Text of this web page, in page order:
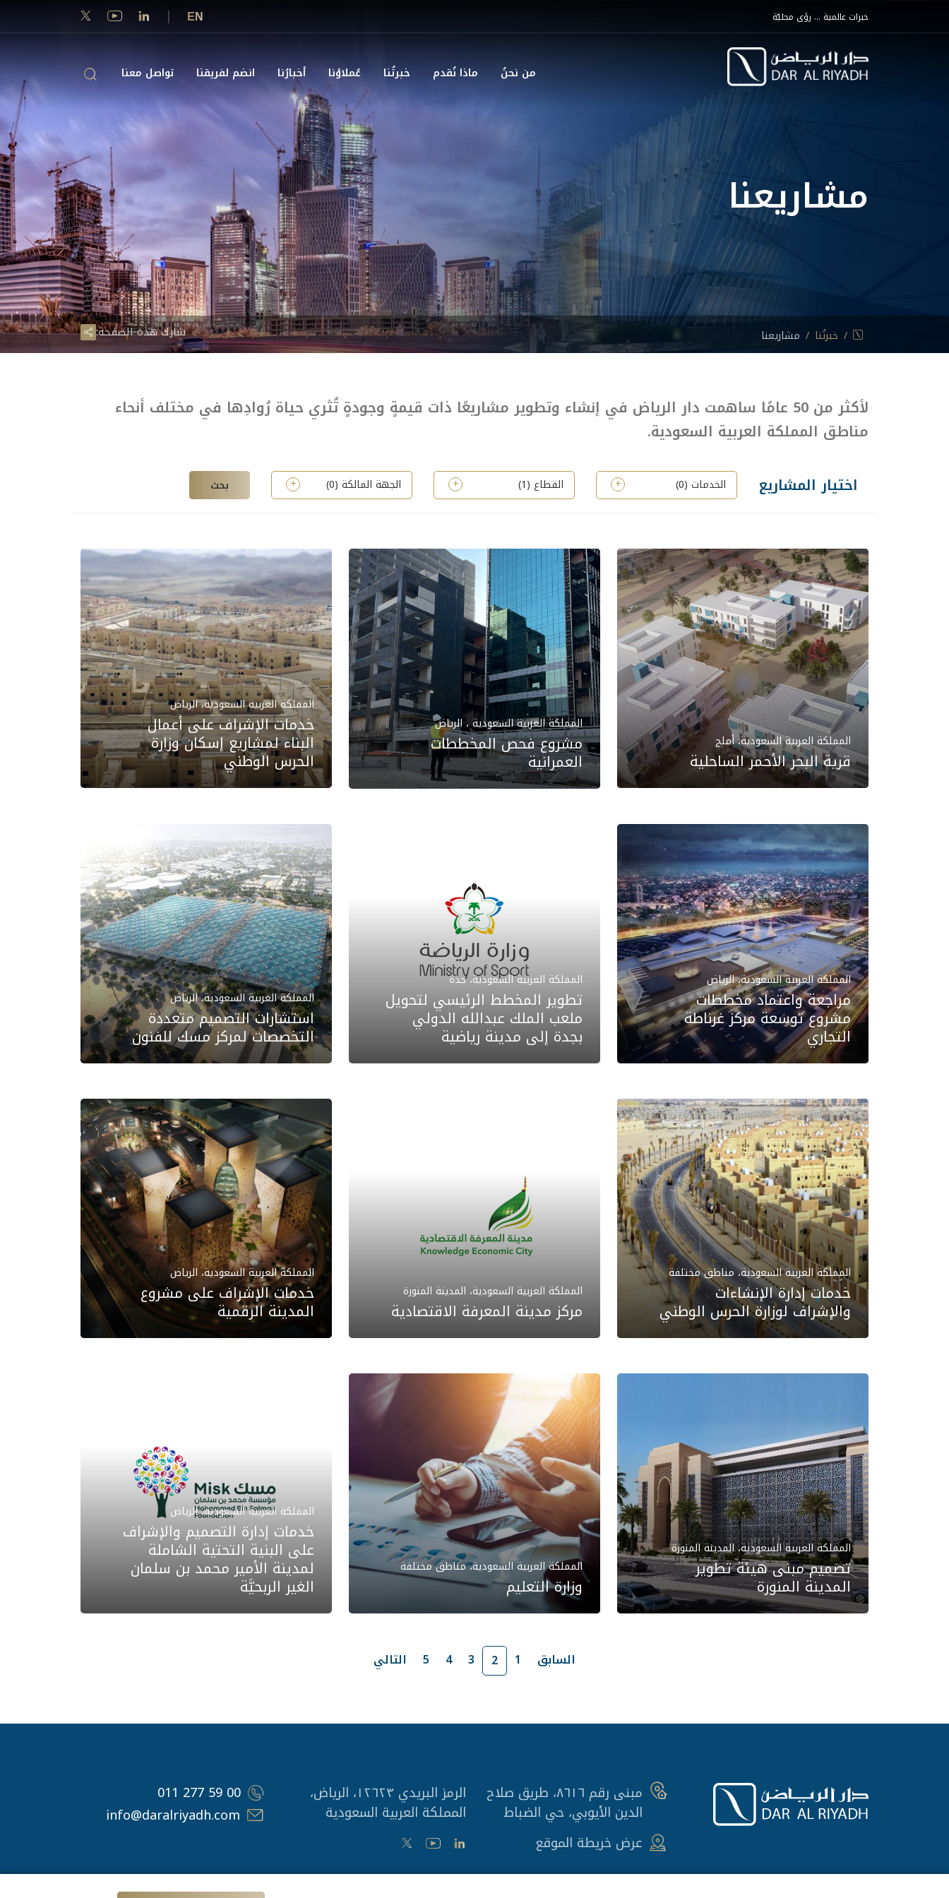
خبرات عالمية ... رؤى محليّة EN
|
من نحنُ ماذا نُقدم خبرتُنا عُملاؤنا أخبارُنا انضم لفريقنا تواصل معنا
مشاريعنا
خبرتُنا مشاريعنا شارك هذه الصفحة:
لأكثر من 50 عامًا ساهمت دار الرياض في إنشاء وتطوير مشاريعًا ذات قيمةٍ وجودةٍ تُثري حياة رُوادِها في مختلف أنحاء
مناطق المملكة العربية السعودية.
اختيار المشاريع
الخدمات (0
) القطاع (1
) الجهة المالكة (0
) بحث
المملكة العربية السعودية، أملج
قرية البحر الأحمر الساحلية
المملكة العربية السعودية ، الرياض
مشروع فحص المخططات
العمرانية
المملكة العربية السعودية، الرياض
خدمات الإشراف على أعمال
البناء لمشاريع إسكان وزارة
الحرس الوطني
المملكة العربية السعودية، الرياض
مراجعة واعتماد مخططات
مشروع توسعة مركز غرناطة
التجاري
المملكة العربية السعودية، جدة
تطوير المخطط الرئيسي لتحويل
ملعب الملك عبدالله الدولي
بجدة إلى مدينة رياضية
المملكة العربية السعودية، الرياض
استشارات التصميم متعددة
التخصصات لمركز مسك للفنون
المملكة العربية السعودية، مناطق مختلفة
خدمات إدارة الإنشاءات
والإشراف لوزارة الحرس الوطني
المملكة العربية السعودية، المدينة المنورة
مركز مدينة المعرفة الاقتصادية
المملكة العربية السعودية، الرياض
خدمات الإشراف على مشروع
المدينة الرقمية
المملكة العربية السعودية، المدينة المنورة
تصميم مبنى هيئة تطوير
المدينة المنورة
المملكة العربية السعودية، مناطق مختلفة
وزارة التعليم
المملكة العربية السعودية، الرياض
خدمات إدارة التصميم والإشراف
على البنية التحتية الشاملة
لمدينة الأمير محمد بن سلمان
الغير الربحيَّة
السابق 1
2
3
4
5 التالي
مبنى رقم ٨٦١٦، طريق صلاح
الدين الأيوبي، حي الضباط
الرمز البريدي ١٢٦٢٣، الرياض،
المملكة العربية السعودية
011 277 59 00
info@daralriyadh.com
عرض خريطة الموقع